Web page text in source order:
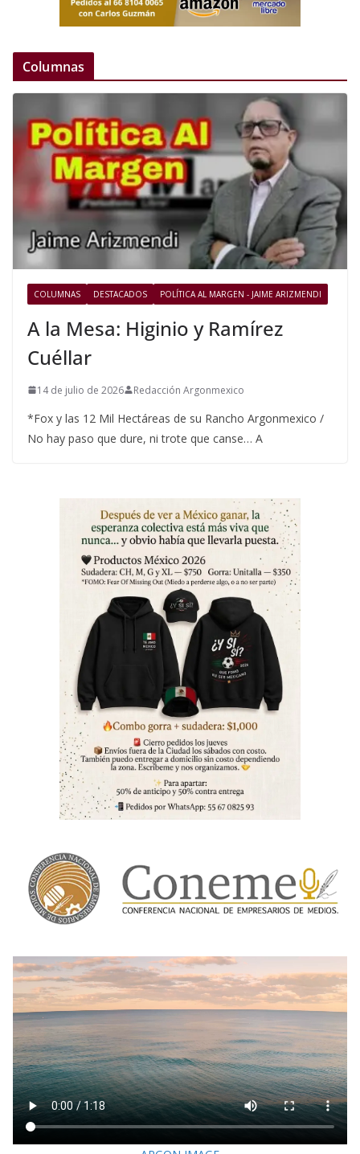
Columnas
COLUMNAS DESTACADOS POLÍTICA AL MARGEN - JAIME ARIZMENDI
A la Mesa: Higinio y Ramírez
Cuéllar
14 de julio de 2026 Redacción Argonmexico
*Fox y las 12 Mil Hectáreas de su Rancho Argonmexico /
No hay paso que dure, ni trote que canse… A